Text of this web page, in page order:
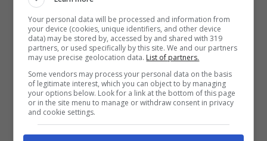
definitivamente la stagione e prepararsi al
2026 con energie completamente rinnovate.
Your personal data will be processed and information from
your device (cookies, unique identifiers, and other device
data) may be stored by, accessed by and shared with 319
partners, or used specifically by this site. We and our partners
may use precise geolocation data. List of partners.
Some vendors may process your personal data on the basis
of legitimate interest, which you can object to by managing
your options below. Look for a link at the bottom of this page
or in the site menu to manage or withdraw consent in privacy
and cookie settings.